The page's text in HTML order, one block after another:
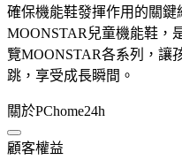
確保機能鞋發揮作用的關
MOONSTAR兒童機能鞋，
覽MOONSTAR各系列，讓
跳，享受成長瞬間。
關於PChome24h
顧客權益